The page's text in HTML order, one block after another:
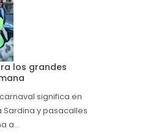
los grandes
significa en
Sardina y pasacalles
a...